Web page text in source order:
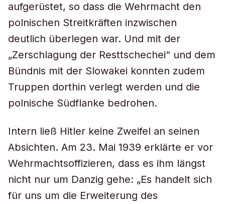
aufgerüstet, so dass die Wehrmacht den
polnischen Streitkräften inzwischen
deutlich überlegen war. Und mit der
„Zerschlagung der Resttschechei“ und dem
Bündnis mit der Slowakei konnten zudem
Truppen dorthin verlegt werden und die
polnische Südflanke bedrohen.
Intern ließ Hitler keine Zweifel an seinen
Absichten. Am 23. Mai 1939 erklärte er vor
Wehrmachtsoffizieren, dass es ihm längst
nicht nur um Danzig gehe: „Es handelt sich
für uns um die Erweiterung des